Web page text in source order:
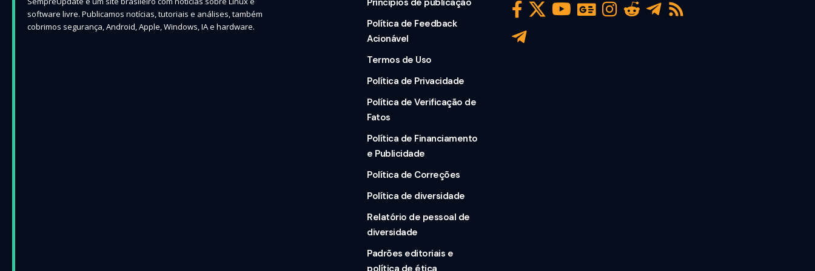
software livre. Publicamos notícias, tutoriais e análises, também
cobrimos segurança, Android, Apple, Windows, IA e hardware.
Política de Feedback
Acionável
Termos de Uso
Política de Privacidade
Política de Verificação de
Fatos
Política de Financiamento
e Publicidade
Política de Correções
Política de diversidade
Relatório de pessoal de
diversidade
Padrões editoriais e
política de ética